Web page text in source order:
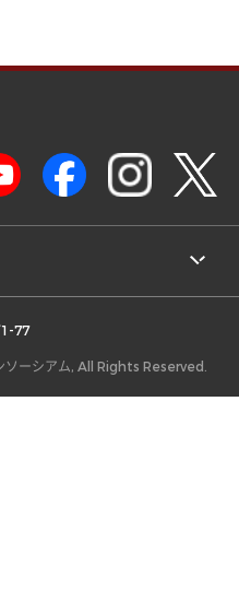
1-77
ーシアム, All Rights Reserved.